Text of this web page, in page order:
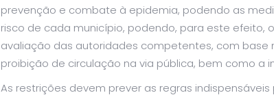
prevenção e combate à epidemia, podendo as
risco de cada município, podendo, para este
avaliação das autoridades competentes, com base
proibição de circulação na via pública, bem como a
As restrições devem prever as regras indispensáveis